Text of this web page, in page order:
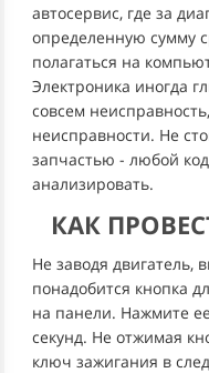
автосервис, где за
определенную сумму
полагаться на
Электроника иногда
совсем
неисправности. Не
запчастью - любой
анализировать.
КАК
Не заводя двигатель,
понадобится кнопка
на панели. Нажмите
секунд. Не отжимая
ключ зажигания в